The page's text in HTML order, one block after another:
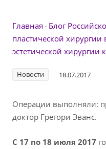
Главная Блог
пластической хирургии
эстетической хирургии
Новости 18.07.2017
Операции выполняли:
доктор Грегори Эванс.
С 17 по 18 июля 2017